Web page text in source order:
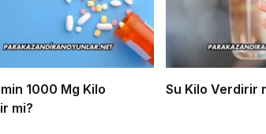
1000 Mg Kilo
mi?
Su Kilo Verdirir